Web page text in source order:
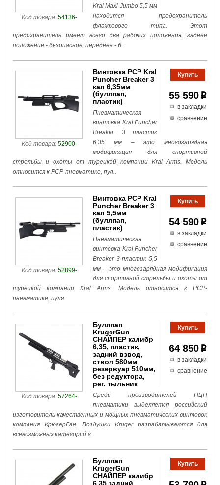
Код товара:54136-
Kral Maxi Jumbo 5,5 мм
находится предохранитель
флажкового типа. Этот
предохранитель имеет всего два рабочих положения, заднее
положение - безопасное, переднее - б..
55 590 p
в закладки
сравнение
Код товара:52900-
Винтовка PCP Kral
Puncher Breaker 3
кал 6,35мм
(буллпап,
пластик)
Пневматическая
винтовка Kral Puncher
Breaker 3 пластик
6,35 мм – это многозарядная
модификация для спортивной
стрельбы и охоты от турецкой компании Kral Arms. Модель
относится к РСР-пневматике, пул..
54 590 p
в закладки
сравнение
Код товара:52899-
Винтовка PCP Kral
Puncher Breaker 3
кал 5,5мм
(буллпап,
пластик)
Пневматическая
винтовка Kral Puncher
Breaker 3 пластик 5,5
мм – это многозарядная модификация
для спортивной стрельбы и охоты от
турецкой компании Kral Arms. Модель относится к РСР-
пневматике, пуля..
64 850 p
в закладки
сравнение
Код товара:57264-
Буллпап
KrugerGun
СНАЙПЕР калибр
6,35, пластик,
задний взвод,
ствол 580мм,
резервуар 510мм,
без редуктора,
рег. тыльник
Среди производителей ПЦП
пневматики выделяется российский
изготовитель качественных и мощных пневматических винтовок
компания КрюгерГан. Воздушки Kruger разрабатываются для
всевозможных категорий г..
Буллпап
KrugerGun
СНАЙПЕР калибр
6,35 задний